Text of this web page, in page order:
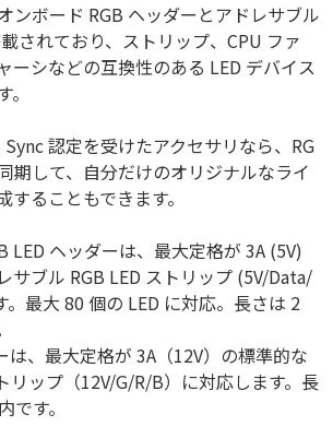
ンボード RGB ヘッダーとアドレサブル
されており、ストリップ、CPU ファ
ーシなどの互換性のある LED デバイス
認定を受けたアクセサリなら、RG
期して、自分だけのオリジナルなライ
ることもできます。
LED ヘッダーは、最大定格が 3A (5V)
サブル RGB LED ストリップ (5V/Data/
。最大 80 個の LED に対応。長さは 2
は、最大定格が 3A（12V）の標準的な
リップ（12V/G/R/B）に対応します。長
です。